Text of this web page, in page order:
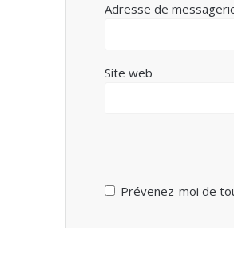
Adresse de
Site web
Prévenez-moi de